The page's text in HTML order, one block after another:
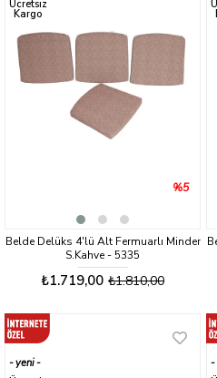
Belde Delüks 4'lü Alt Fermuarlı Minder
S.Kahve - 5335
₺1.719,00 ₺1.810,00
%5
ürün
Ücretsiz
Kargo
yeni